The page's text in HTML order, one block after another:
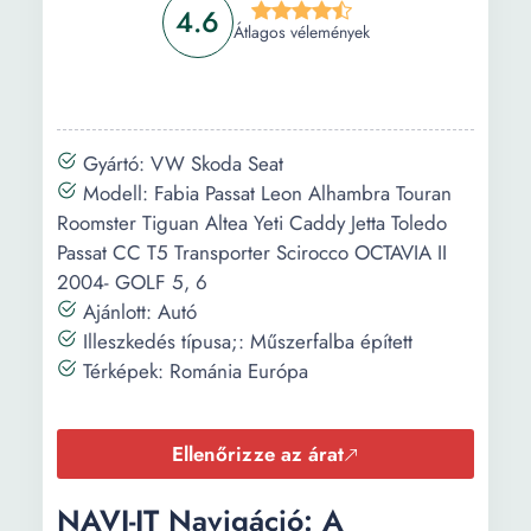
4.6 Átlagos vélemények
Gyártó: VW Skoda Seat
Modell: Fabia Passat Leon Alhambra Touran
Roomster Tiguan Altea Yeti Caddy Jetta Toledo
Passat CC T5 Transporter Scirocco OCTAVIA II
2004- GOLF 5, 6
Ajánlott: Autó
Illeszkedés típusa;: Műszerfalba épített
Térképek: Románia Európa
Ellenőrizze az árat
NAVI-IT Navigáció: A